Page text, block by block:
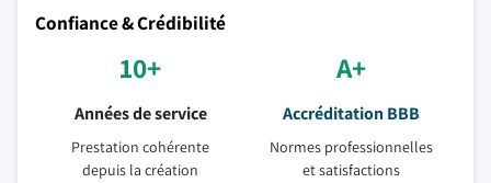
Confiance & Crédibilité
10+
Années de service
Prestation cohérente
depuis la création
A+
Accréditation BBB
Normes professionnelles
et satisfactions